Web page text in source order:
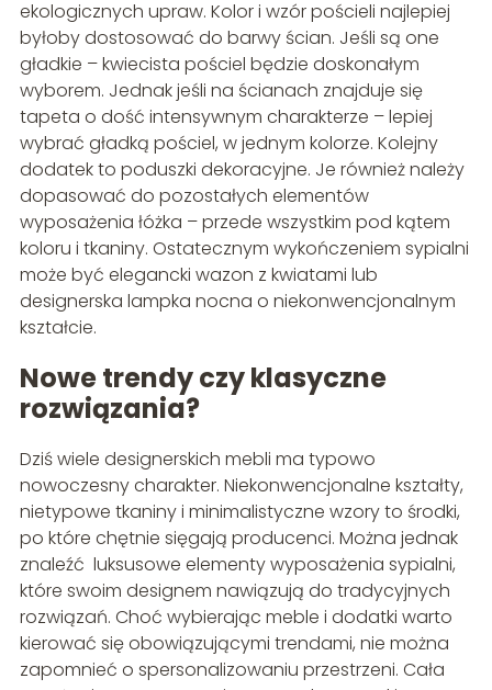
ekologicznych upraw. Kolor i wzór pościeli najlepiej
byłoby dostosować do barwy ścian. Jeśli są one
gładkie – kwiecista pościel będzie doskonałym
wyborem. Jednak jeśli na ścianach znajduje się
tapeta o dość intensywnym charakterze – lepiej
wybrać gładką pościel, w jednym kolorze. Kolejny
dodatek to poduszki dekoracyjne. Je również należy
dopasować do pozostałych elementów
wyposażenia łóżka – przede wszystkim pod kątem
koloru i tkaniny. Ostatecznym wykończeniem sypialni
może być elegancki wazon z kwiatami lub
designerska lampka nocna o niekonwencjonalnym
kształcie.
Nowe trendy czy klasyczne
rozwiązania?
Dziś wiele designerskich mebli ma typowo
nowoczesny charakter. Niekonwencjonalne kształty,
nietypowe tkaniny i minimalistyczne wzory to środki,
po które chętnie sięgają producenci. Można jednak
znaleźć luksusowe elementy wyposażenia sypialni,
które swoim designem nawiązują do tradycyjnych
rozwiązań. Choć wybierając meble i dodatki warto
kierować się obowiązującymi trendami, nie można
zapomnieć o spersonalizowaniu przestrzeni. Cała